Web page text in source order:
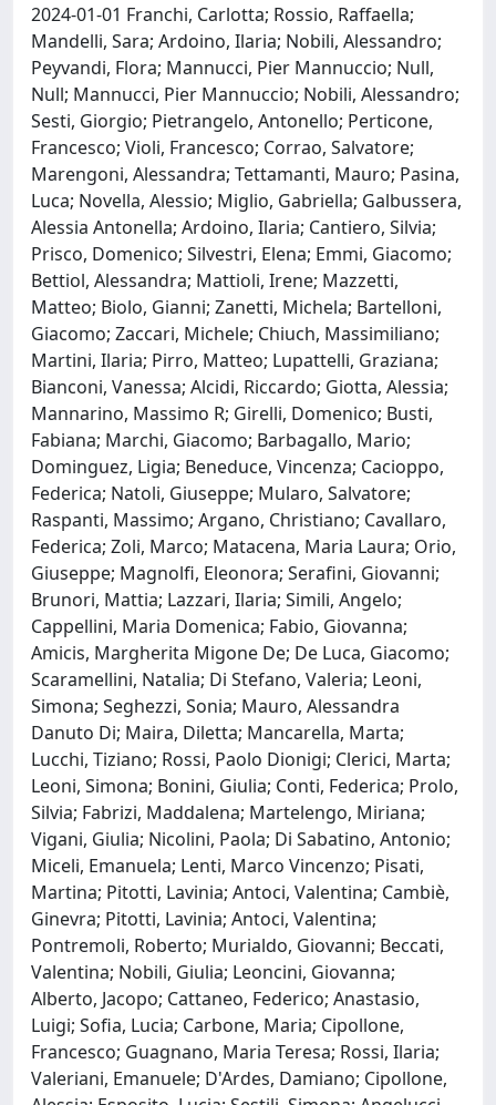
2024-01-01 Franchi, Carlotta; Rossio, Raffaella;
Mandelli, Sara; Ardoino, Ilaria; Nobili, Alessandro;
Peyvandi, Flora; Mannucci, Pier Mannuccio; Null,
Null; Mannucci, Pier Mannuccio; Nobili, Alessandro;
Sesti, Giorgio; Pietrangelo, Antonello; Perticone,
Francesco; Violi, Francesco; Corrao, Salvatore;
Marengoni, Alessandra; Tettamanti, Mauro; Pasina,
Luca; Novella, Alessio; Miglio, Gabriella; Galbussera,
Alessia Antonella; Ardoino, Ilaria; Cantiero, Silvia;
Prisco, Domenico; Silvestri, Elena; Emmi, Giacomo;
Bettiol, Alessandra; Mattioli, Irene; Mazzetti,
Matteo; Biolo, Gianni; Zanetti, Michela; Bartelloni,
Giacomo; Zaccari, Michele; Chiuch, Massimiliano;
Martini, Ilaria; Pirro, Matteo; Lupattelli, Graziana;
Bianconi, Vanessa; Alcidi, Riccardo; Giotta, Alessia;
Mannarino, Massimo R; Girelli, Domenico; Busti,
Fabiana; Marchi, Giacomo; Barbagallo, Mario;
Dominguez, Ligia; Beneduce, Vincenza; Cacioppo,
Federica; Natoli, Giuseppe; Mularo, Salvatore;
Raspanti, Massimo; Argano, Christiano; Cavallaro,
Federica; Zoli, Marco; Matacena, Maria Laura; Orio,
Giuseppe; Magnolfi, Eleonora; Serafini, Giovanni;
Brunori, Mattia; Lazzari, Ilaria; Simili, Angelo;
Cappellini, Maria Domenica; Fabio, Giovanna;
Amicis, Margherita Migone De; De Luca, Giacomo;
Scaramellini, Natalia; Di Stefano, Valeria; Leoni,
Simona; Seghezzi, Sonia; Mauro, Alessandra
Danuto Di; Maira, Diletta; Mancarella, Marta;
Lucchi, Tiziano; Rossi, Paolo Dionigi; Clerici, Marta;
Leoni, Simona; Bonini, Giulia; Conti, Federica; Prolo,
Silvia; Fabrizi, Maddalena; Martelengo, Miriana;
Vigani, Giulia; Nicolini, Paola; Di Sabatino, Antonio;
Miceli, Emanuela; Lenti, Marco Vincenzo; Pisati,
Martina; Pitotti, Lavinia; Antoci, Valentina; Cambiè,
Ginevra; Pitotti, Lavinia; Antoci, Valentina;
Pontremoli, Roberto; Murialdo, Giovanni; Beccati,
Valentina; Nobili, Giulia; Leoncini, Giovanna;
Alberto, Jacopo; Cattaneo, Federico; Anastasio,
Luigi; Sofia, Lucia; Carbone, Maria; Cipollone,
Francesco; Guagnano, Maria Teresa; Rossi, Ilaria;
Valeriani, Emanuele; D'Ardes, Damiano; Cipollone,